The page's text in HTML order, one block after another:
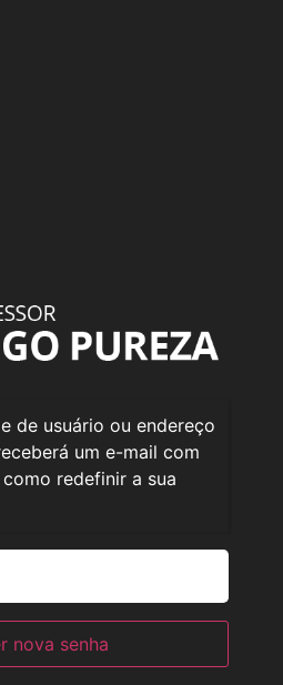
de usuário ou endereço
um e-mail com
redefinir a sua
nova senha